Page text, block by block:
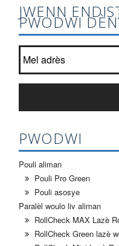
JWENN
PWODWI
Jwenn
PWODWI
Pouli aliman
Pouli Pro Green
Pouli asosye
Paralèl woulo liv aliman
RollCheck MAX Lazè
RollCheck Green lazè